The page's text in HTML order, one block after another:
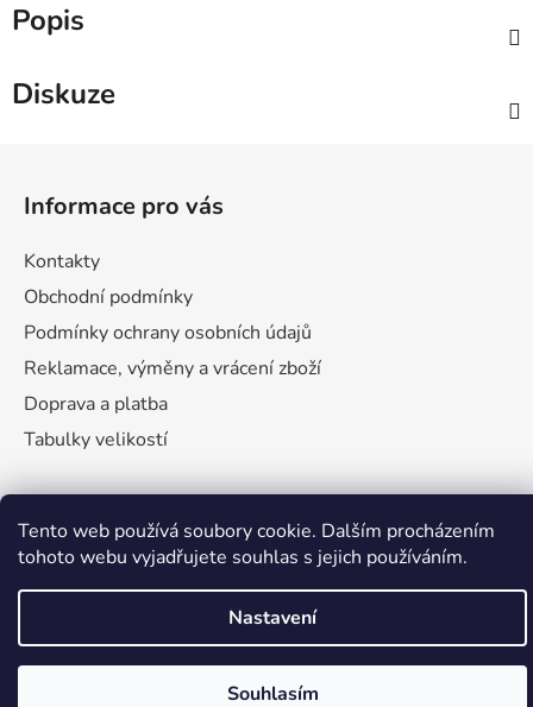
Tento web používá soubory cookie. Dalším procházením
tohoto webu vyjadřujete souhlas s jejich používáním.
Nastavení
Souhlasím
Popis
Diskuze
Informace pro vás
Kontakty
Obchodní podmínky
Podmínky ochrany osobních údajů
Reklamace, výměny a vrácení zboží
Doprava a platba
Tabulky velikostí
Vytvořil Shoptet
. Všechna práva vyhrazena.